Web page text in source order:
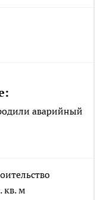
аварийный
кв. м